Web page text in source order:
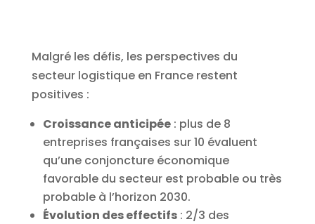
Malgré les défis, les perspectives du
secteur logistique en France restent
positives :
Croissance anticipée: plus de 8
entreprises françaises sur 10 évaluent
qu’une conjoncture économique
favorable du secteur est probable ou très
probable à l’horizon 2030.
Évolution des effectifs: 2/3 des